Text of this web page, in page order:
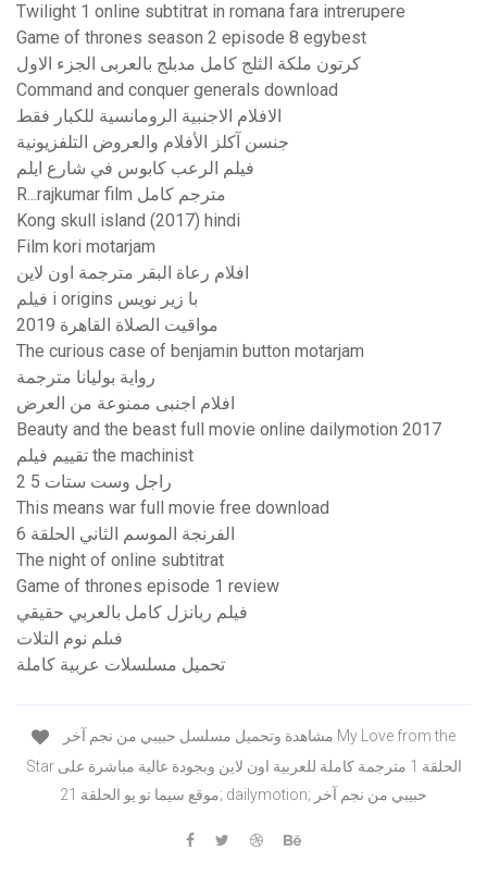
Twilight 1 online subtitrat in romana fara intrerupere
Game of thrones season 2 episode 8 egybest
كرتون ملكة الثلج كامل مدبلج بالعربى الجزء الاول
Command and conquer generals download
الافلام الاجنبية الرومانسية للكبار فقط
جنسن آكلز الأفلام والعروض التلفزيونية
فيلم الرعب كابوس في شارع ايلم
R...rajkumar film مترجم كامل
Kong skull island (2017) hindi
Film kori motarjam
افلام رعاة البقر مترجمة اون لاين
فيلم i origins با زير نويس
مواقيت الصلاة القاهرة 2019
The curious case of benjamin button motarjam
رواية بوليانا مترجمة
افلام اجنبى ممنوعة من العرض
Beauty and the beast full movie online dailymotion 2017
تقييم فيلم the machinist
راجل وست ستات 5 2
This means war full movie free download
الفرنجة الموسم الثاني الحلقة 6
The night of online subtitrat
Game of thrones episode 1 review
فيلم ربانزل كامل بالعربي حقيقي
فىلم نوم التلات
تحميل مسلسلات عربية كاملة
Star الحلقة 1 مترجمة كاملة للعربية اون لاين وبجودة عالية مباشرة على
موقع سيما تو يو الحلقة 21; dailymotion; حبيبي من نجم آخر